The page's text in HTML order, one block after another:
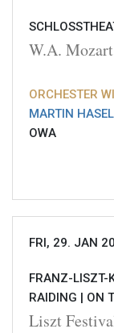
W.A.
ORCHESTER
MARTIN
OWA
FRI, 29. JAN
FRANZ-LISZT-
RAIDING | ON
Liszt